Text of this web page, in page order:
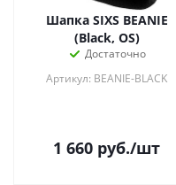
Шапка SIXS BEANIE
(Black, OS)
Достаточно
Артикул: BEANIE-BLACK
1 660 руб./шт